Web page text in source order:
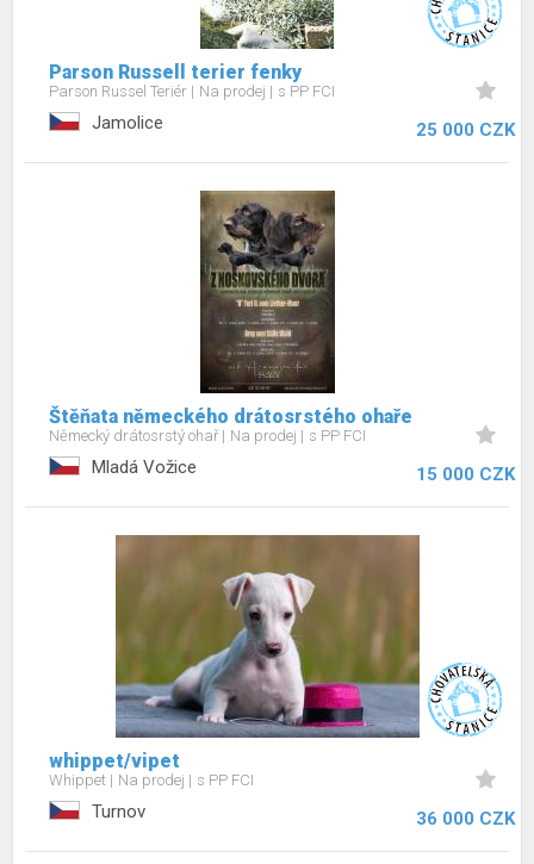
Parson Russell terier fenky
Parson Russel Teriér Na prodej s PP FCI
Jamolice 25 000 CZK
Štěňata německého drátosrstého ohaře
Německý drátosrstý ohař Na prodej s PP FCI
Mladá Vožice 15 000 CZK
whippet/vipet
Whippet Na prodej s PP FCI
Turnov 36 000 CZK